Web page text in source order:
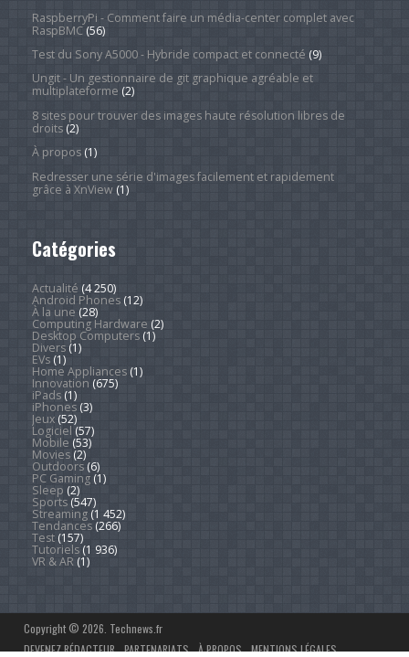
RaspberryPi - Comment faire un média-center complet avec
RaspBMC(56)
Test du Sony A5000 - Hybride compact et connecté (9)
Ungit - Un gestionnaire de git graphique agréable et
multiplateforme (2)
8 sites pour trouver des images haute résolution libres de
droits(2)
À propos(1)
Redresser une série d'images facilement et rapidement
grâce à XnView(1)
Catégories
Actualité (4 250)
Android Phones(12)
À la une (28)
Computing Hardware (2)
Desktop Computers(1)
Divers(1)
EVs(1)
Home Appliances(1)
Innovation (675)
iPads(1)
iPhones(3)
Jeux(52)
Logiciel (57)
Mobile (53)
Movies(2)
Outdoors(6)
PC Gaming(1)
Sleep (2)
Sports(547)
Streaming(1 452)
Tendances(266)
Test(157)
Tutoriels(1 936)
VR & AR(1)
Copyright © 2026. Technews.fr
DEVENEZ RÉDACTEUR PARTENARIATS À PROPOS MENTIONS LÉGALES